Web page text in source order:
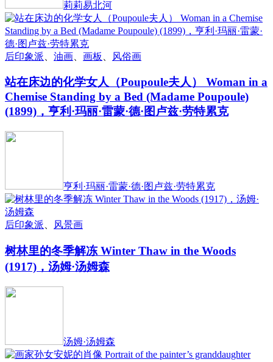
莉莉易北河
后印象派 油画 画板 风俗画
站在床边的化学女人（Poupoule夫人） Woman in a
Chemise Standing by a Bed (Madame Poupoule)
(1899)，亨利·玛丽·雷蒙·德·图卢兹·劳特累克
亨利·玛丽·雷蒙·德·图卢兹·劳特累克
后印象派 风景画
树林里的冬季解冻 Winter Thaw in the Woods
(1917)，汤姆·汤姆森
汤姆·汤姆森